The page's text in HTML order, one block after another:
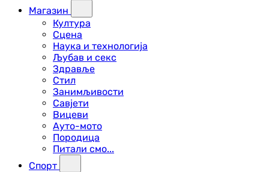
Магазин
Култура
Сцена
Наука и технологија
Љубав и секс
Здравље
Стил
Занимљивости
Савјети
Вицеви
Ауто-мото
Породица
Питали смо...
Спорт